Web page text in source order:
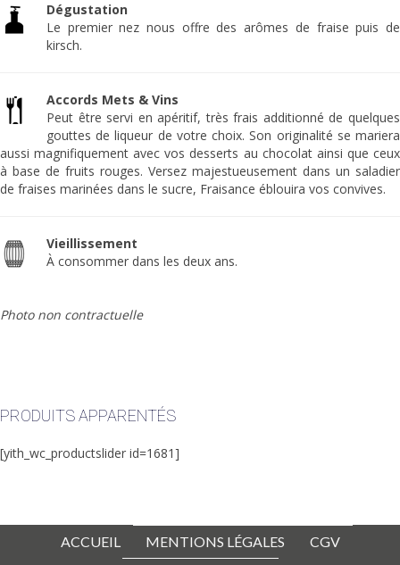
Dégustation
Le premier nez nous offre des arômes de fraise puis de
kirsch.
Accords Mets & Vins
Peut être servi en apéritif, très frais additionné de quelques
gouttes de liqueur de votre choix. Son originalité se mariera
aussi magnifiquement avec vos desserts au chocolat ainsi que ceux
à base de fruits rouges. Versez majestueusement dans un saladier
de fraises marinées dans le sucre, Fraisance éblouira vos convives.
Vieillissement
À consommer dans les deux ans.
Photo non contractuelle
PRODUITS APPARENTÉS
[yith_wc_productslider id=1681]
ACCUEIL MENTIONS LÉGALES
CGV